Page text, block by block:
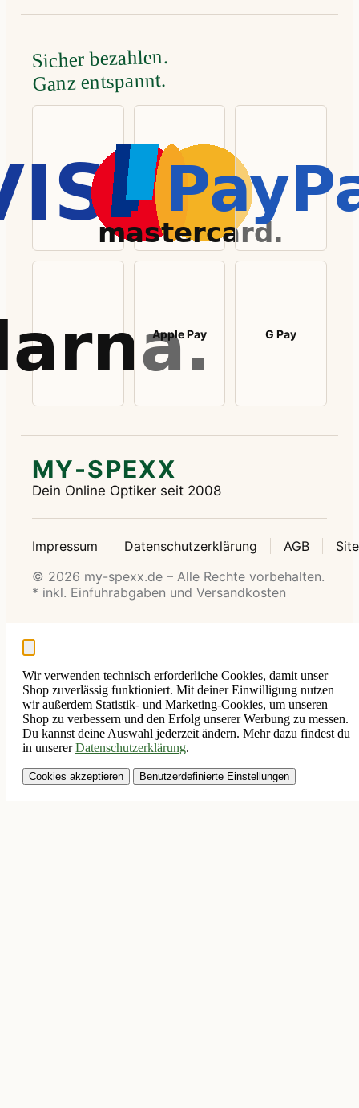
Sicher bezahlen.
Ganz entspannt.
Apple Pay G Pay
MY-SPEXX
Dein Online Optiker seit 2008
Impressum Datenschutzerklärung AGB
© 2026 my-spexx.de – Alle Rechte vorbehalten.
* inkl. Einfuhrabgaben und Versandkosten
Wir verwenden technisch erforderliche Cookies, damit unser
Shop zuverlässig funktioniert. Mit deiner Einwilligung nutzen
wir außerdem Statistik- und Marketing-Cookies, um unseren
Shop zu verbessern und den Erfolg unserer Werbung zu messen.
Du kannst deine Auswahl jederzeit ändern. Mehr dazu findest du
in unsererDatenschutzerklärung.
Cookies akzeptieren Benutzerdefinierte Einstellungen